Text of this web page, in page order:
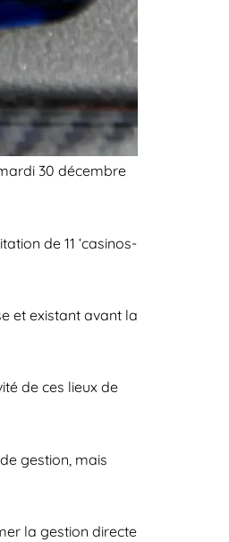
30 décembre
de 11 ‘casinos-
et existant avant la
de ces lieux de
gestion, mais
la gestion directe